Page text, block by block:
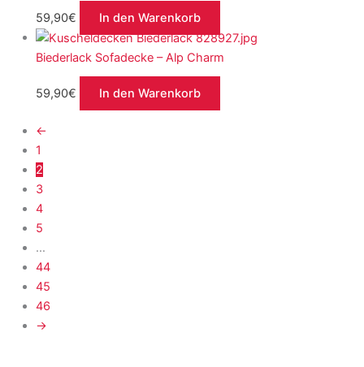
59,90€ In den Warenkorb
Biederlack Sofadecke – Alp Charm
59,90€ In den Warenkorb
←
1
2
3
4
5
…
44
45
46
→